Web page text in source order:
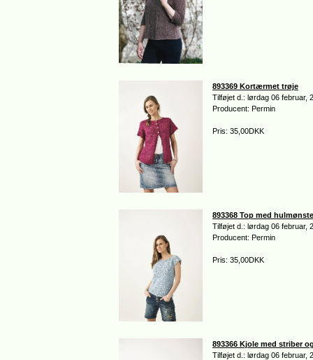
893369 Kortærmet trøje
Tilføjet d.: lørdag 06 februar,
Producent: Permin
Pris: 35,00DKK
893368 Top med
Tilføjet d.: lørdag 06 februar,
Producent: Permin
Pris: 35,00DKK
893366 Kjole med striber
Tilføjet d.: lørdag 06 februar,